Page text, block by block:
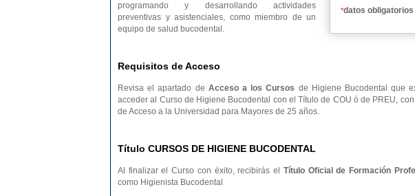
*datos obligatorios
programando y desarrollando actividades
preventivas y asistenciales, como miembro de un
equipo de salud bucodental.
Requisitos de Acceso
Revisa el apartado de Acceso a los Cursos de Higiene Bucodental que
acceder al Curso de Higiene Bucodental con el Título de COU ó de PREU,
de Acceso a la Universidad para Mayores de 25 años.
Título CURSOS DE HIGIENE BUCODENTAL
Al finalizar el Curso con éxito, recibirás el Título Oficial de Formación
como Higienista Bucodental